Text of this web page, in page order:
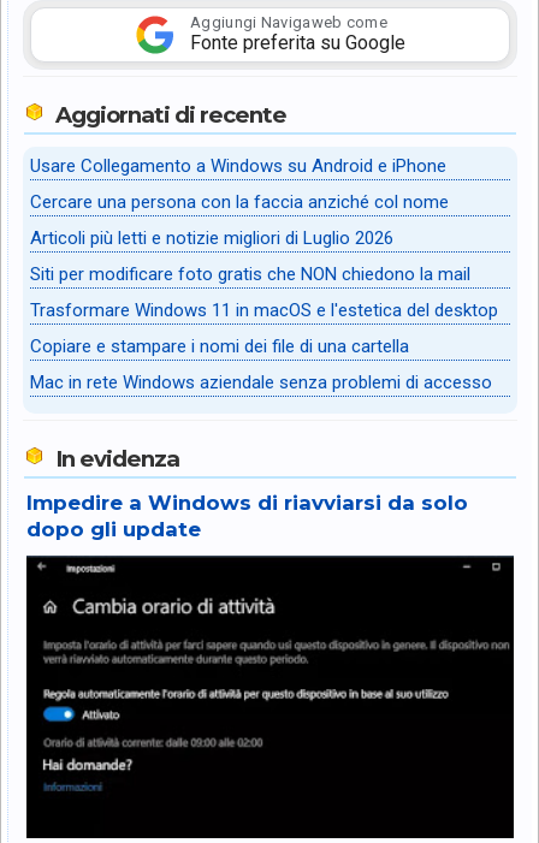
Aggiungi Navigaweb come
Fonte preferita su Google
Aggiornati di recente
Usare Collegamento a Windows su Android e iPhone
Cercare una persona con la faccia anziché col nome
Articoli più letti e notizie migliori di Luglio 2026
Siti per modificare foto gratis che NON chiedono la mail
Trasformare Windows 11 in macOS e l'estetica del desktop
Copiare e stampare i nomi dei file di una cartella
Mac in rete Windows aziendale senza problemi di accesso
In evidenza
Impedire a Windows di riavviarsi da solo
dopo gli update